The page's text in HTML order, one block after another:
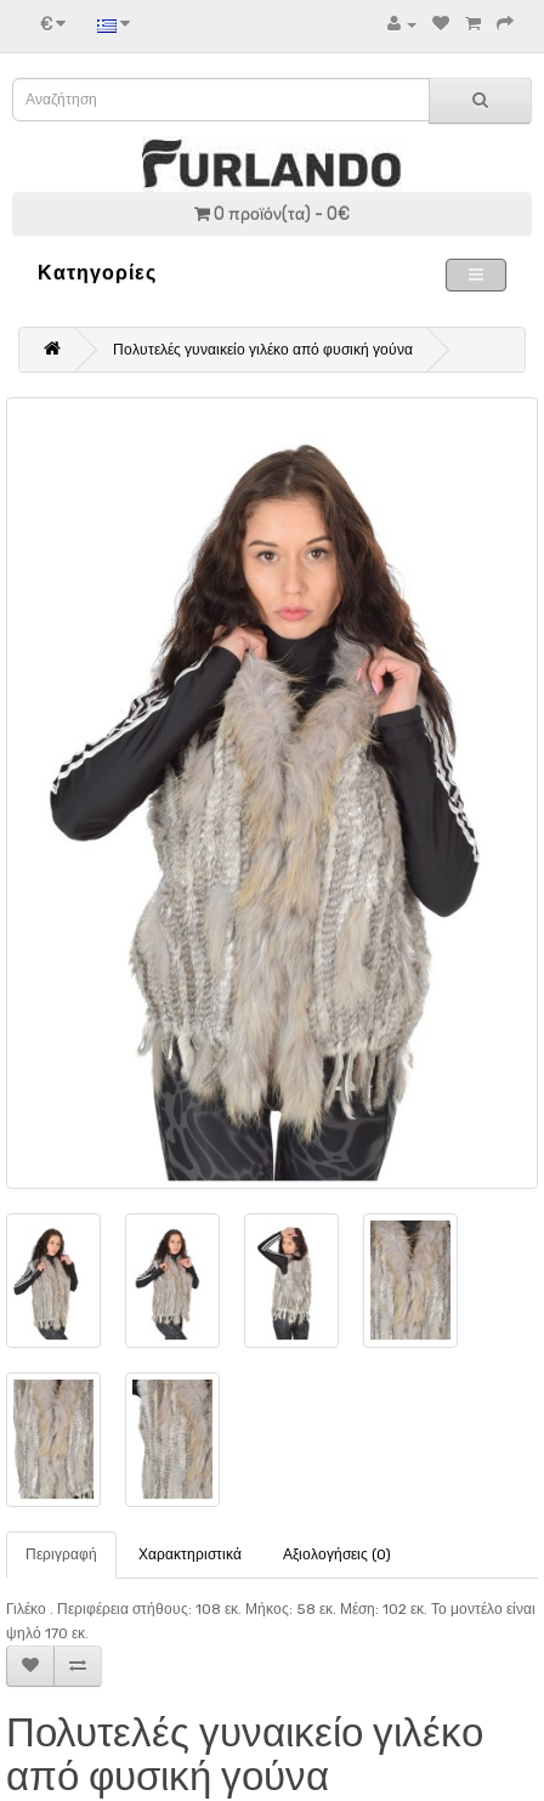
€
0 προϊόν(τα) - 0€
Κατηγορίες
Πολυτελές γυναικείο γιλέκο από φυσική γούνα
Περιγραφή Χαρακτηριστικά Αξιολογήσεις (0)
Γιλέκο . Περιφέρεια στήθους: 108 εκ. Μήκος: 58 εκ. Μέση: 102 εκ. Το μοντέλο είναι
ψηλό 170 εκ.
Πολυτελές γυναικείο γιλέκο
από φυσική γούνα